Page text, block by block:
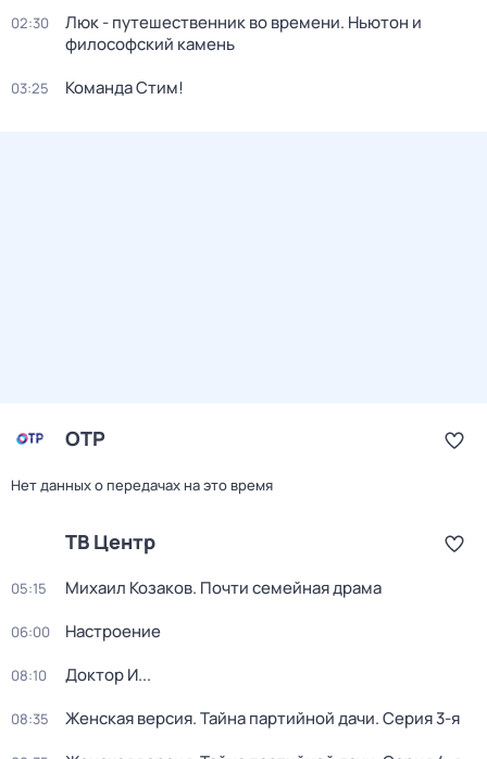
02:30
Люк - путешественник во времени. Ньютон и
философский камень
03:25 Команда Стим!
ОТР
Нет данных о передачах на это время
ТВ Центр
05:15 Михаил Козаков. Почти семейная драма
06:00 Настроение
08:10 Доктор И...
08:35 Женская версия. Тайна партийной дачи. Серия 3-я